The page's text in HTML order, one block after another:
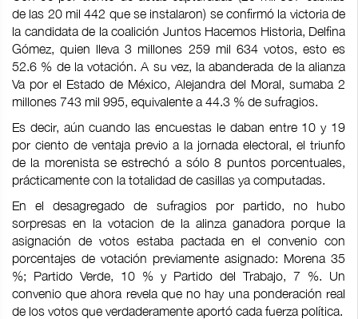
de las 20 mil 442 que se instalaron) se confirmó la victoria de
la candidata de la coalición Juntos Hacemos Historia, Delfina
Gómez, quien lleva 3 millones 259 mil 634 votos, esto es
52.6 % de la votación. A su vez, la abanderada de la alianza
Va por el Estado de México, Alejandra del Moral, sumaba 2
millones 743 mil 995, equivalente a 44.3 % de sufragios.
Es decir, aún cuando las encuestas le daban entre 10 y 19
por ciento de ventaja previo a la jornada electoral, el triunfo
de la morenista se estrechó a sólo 8 puntos porcentuales,
prácticamente con la totalidad de casillas ya computadas.
En el desagregado de sufragios por partido, no hubo
sorpresas en la votacion de la alinza ganadora porque la
asignación de votos estaba pactada en el convenio con
porcentajes de votación previamente asignado: Morena 35
%; Partido Verde, 10 % y Partido del Trabajo, 7 %. Un
convenio que ahora revela que no hay una ponderación real
de los votos que verdaderamente aportó cada fuerza política.